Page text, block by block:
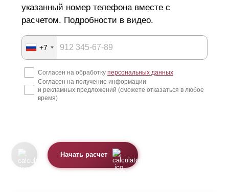
указанный номер телефона вместе с
расчетом. Подробности в видео.
+7
Согласен на обработку персональных данных
Согласен на получение информации
и рекламных предложений (сможете отказаться в любое
время)
Начать расчет